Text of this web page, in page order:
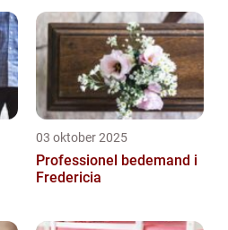
03 oktober 2025
Professionel bedemand i
Fredericia